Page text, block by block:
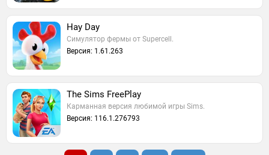
Hay Day
Симулятор фермы от Supercell.
Версия: 1.61.263
The Sims FreePlay
Карманная версия любимой игры Sims.
Версия: 116.1.276793